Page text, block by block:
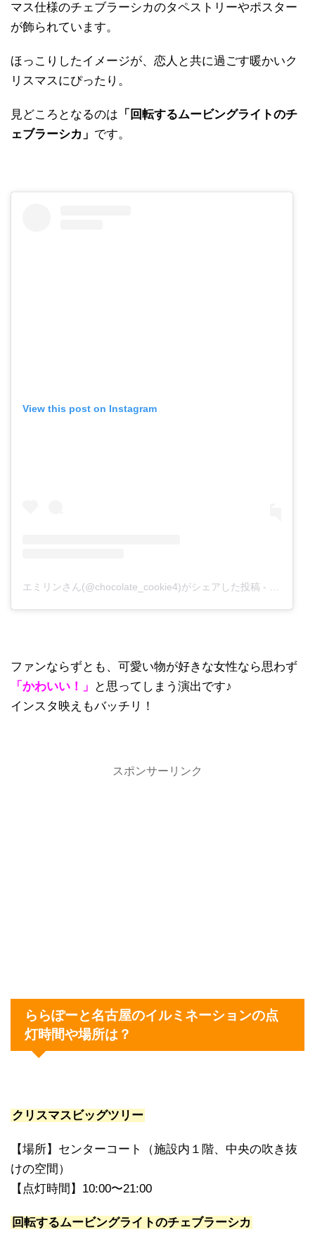
マス仕様のチェブラーシカのタペストリーやポスター
が飾られています。
ほっこりしたイメージが、恋人と共に過ごす暖かいク
リスマスにぴったり。
見どころとなるのは 「回転するムービングライトのチ
ェブラーシカ」 です。
View this post on Instagram
エミリンさん(@chocolate_cookie4)がシェアした投稿 -
ファンならずとも、可愛い物が好きな女性なら思わず
「かわいい！」
と思ってしまう演出です♪
インスタ映えもバッチリ！
スポンサーリンク
ららぽーと名古屋のイルミネーションの点
灯時間や場所は？
クリスマスビッグツリー
【場所】センターコート（施設内１階、中央の吹き抜
けの空間）
【点灯時間】10:00〜21:00
回転するムービングライトのチェブラーシカ